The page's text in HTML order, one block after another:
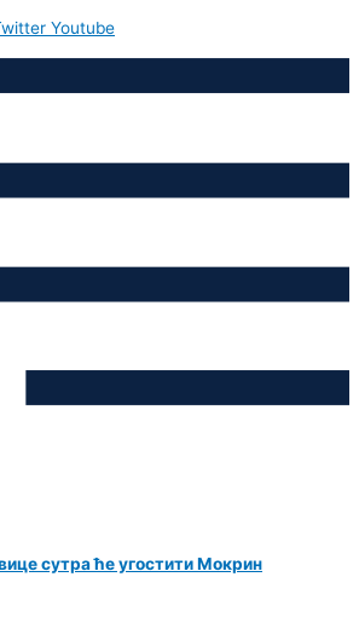
Youtube
сутра ће угостити Мокрин